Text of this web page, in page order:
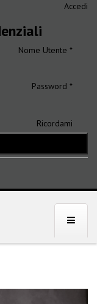
Accedi
Nome Utente *
Password *
Ricordami